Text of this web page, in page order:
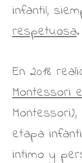
infantil,
respetuosa.
En 2018
Montessori
etapa
intimo y